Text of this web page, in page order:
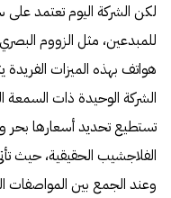
لكن الشركة اليوم تعتمد
للمبدعين، مثل الزووم
هواتف بهذه الميزات
الشركة الوحيدة ذات السمعة
تستطيع تحديد أسعارها بحر
الفلاجشيب الحقيقية، حيث
وعند الجمع بين المواصفات